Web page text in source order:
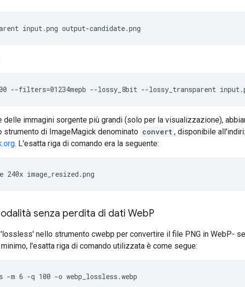
delle immagini sorgente più grandi (solo per la visualizzazione),
di ImageMagick denominato convert , disponibile
. L'esatta riga di comando era la seguente:
senza perdita di dati WebP
nello strumento cwebp per convertire il file PNG in WebP-
l'esatta riga di comando utilizzata è come segue: